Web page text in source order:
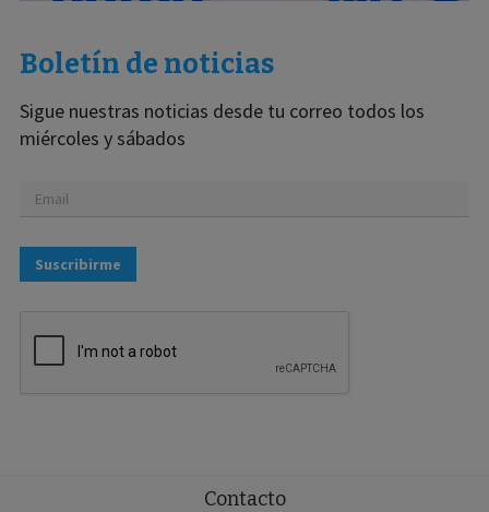
Boletín de noticias
Sigue nuestras noticias desde tu correo todos los
miércoles y sábados
Suscribirme
Contacto